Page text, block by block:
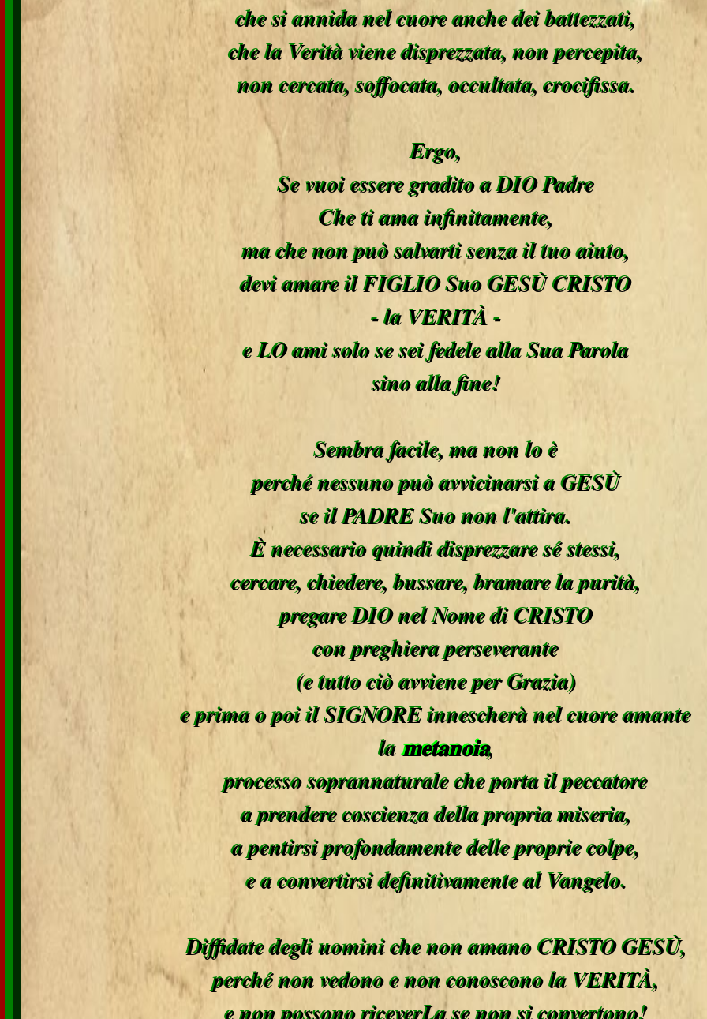
che si annida nel cuore anche dei battezzati,
che la Verità viene disprezzata, non percepita,
non cercata, soffocata, occultata, crocifissa.
Ergo,
Se vuoi essere gradito a DIO Padre
Che ti ama infinitamente,
ma che non può salvarti senza il tuo aiuto,
devi amare il FIGLIO Suo GESÙ CRISTO
- la VERITÀ -
e LO ami solo se sei fedele alla Sua Parola
sino alla fine!
Sembra facile, ma non lo è
perché nessuno può avvicinarsi a GESÙ
se il PADRE Suo non l'attira.
È necessario quindi disprezzare sé stessi,
cercare, chiedere, bussare, bramare la purità,
pregare DIO nel Nome di CRISTO
con preghiera perseverante
(e tutto ciò avviene per Grazia)
e prima o poi il SIGNORE innescherà nel cuore amante
la𝐦𝐞𝐭𝐚𝐧𝐨𝐢𝐚,
processo soprannaturale che porta il peccatore
a prendere coscienza della propria miseria,
a pentirsi profondamente delle proprie colpe,
e a convertirsi definitivamente al Vangelo.
Diffidate degli uomini che non amano CRISTO GESÙ,
perché non vedono e non conoscono la VERITÀ,